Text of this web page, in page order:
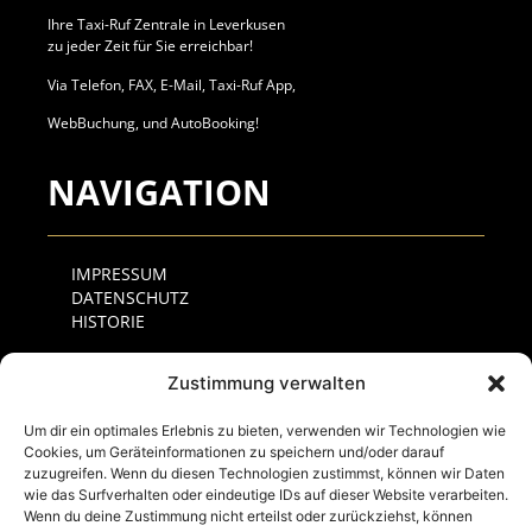
Zustimmung verwalten
Um dir ein optimales Erlebnis zu bieten, verwenden wir Technologien wie
Cookies, um Geräteinformationen zu speichern und/oder darauf
zuzugreifen. Wenn du diesen Technologien zustimmst, können wir Daten
wie das Surfverhalten oder eindeutige IDs auf dieser Website verarbeiten.
Wenn du deine Zustimmung nicht erteilst oder zurückziehst, können
Ihre Taxi-Ruf Zentrale in Leverkusen
zu jeder Zeit für Sie erreichbar!
Via Telefon, FAX, E-Mail, Taxi-Ruf App,
WebBuchung, und AutoBooking!
NAVIGATION
IMPRESSUM
DATENSCHUTZ
HISTORIE
KONTAKT
Taxi-Ruf 3333 Leverkusen e.G.
Moosweg 1
51377 Leverkusen